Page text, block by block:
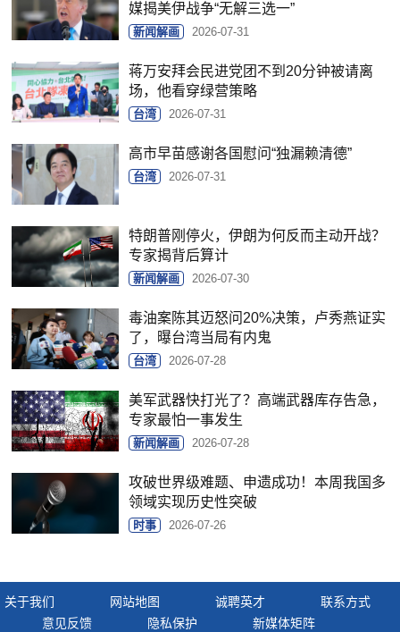
媒揭美伊战争“无解三选一”
新闻解画 2026-07-31
蒋万安拜会民进党团不到20分钟被请离
场，他看穿绿营策略
台湾 2026-07-31
高市早苗感谢各国慰问“独漏赖清德”
台湾 2026-07-31
特朗普刚停火，伊朗为何反而主动开战？
专家揭背后算计
新闻解画 2026-07-30
毒油案陈其迈怒问20%决策，卢秀燕证实
了，曝台湾当局有内鬼
台湾 2026-07-28
美军武器快打光了？高端武器库存告急，
专家最怕一事发生
新闻解画 2026-07-28
攻破世界级难题、申遗成功！本周我国多
领域实现历史性突破
时事 2026-07-26
关于我们 网站地图 诚聘英才
联系方式
意见反馈
隐私保护 新媒体矩阵